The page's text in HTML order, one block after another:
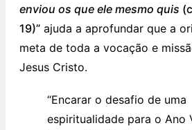
enviou os que ele mesmo quis
19)” ajuda a aprofundar que a
meta de toda a vocação e
Jesus Cristo.
“Encarar o desafio de uma
espiritualidade para o Ano